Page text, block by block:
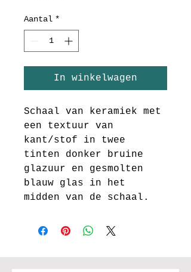
Aantal *
In winkelwagen
Schaal van keramiek met
een textuur van
kant/stof in twee
tinten donker bruine
glazuur en gesmolten
blauw glas in het
midden van de schaal.